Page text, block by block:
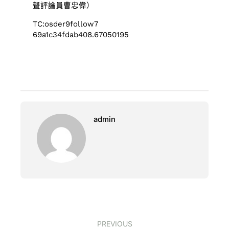
聲評論員曹忠偉）
TC:osder9follow7
69a1c34fdab408.67050195
admin
PREVIOUS